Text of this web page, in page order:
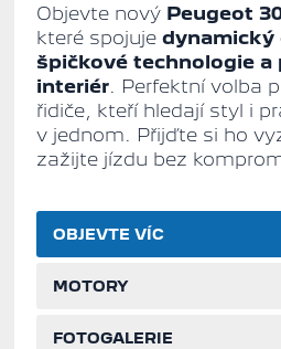
Objevte nový Peugeot
které spojuje dynamický
špičkové technologie a
interiér. Perfektní volba
řidiče, kteří hledají styl i
v jednom. Přijďte si ho
zažijte jízdu bez
OBJEVTE VÍC
MOTORY
FOTOGALERIE